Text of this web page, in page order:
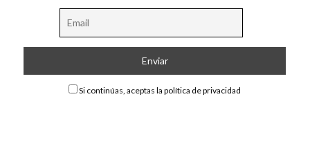
Si continúas, aceptas la política de privacidad